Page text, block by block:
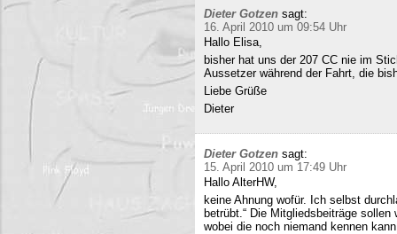
Dieter Gotzen sagt:
16. April 2010 um 09:54 Uhr
Hallo Elisa,
bisher hat uns der 207 CC nie im
Aussetzer während der Fahrt, die
Liebe Grüße
Dieter
Dieter Gotzen sagt:
15. April 2010 um 17:49 Uhr
Hallo AlterHW,
keine Ahnung wofür. Ich selbst
betrübt.“ Die Mitgliedsbeiträge
wobei die noch niemand kennen